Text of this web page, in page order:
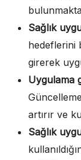
Sağlık
hedeflerini
girerek
Uygulama
artırır ve
Sağlık